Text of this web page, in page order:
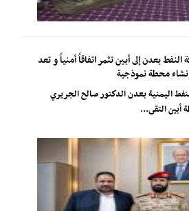
بعدن إلى أبين تثمر اتفاقاً أمنياً و تعد
محطة نموذجية
اليمنية بعدن الدكتور صالح الجريري
أبين التقى...